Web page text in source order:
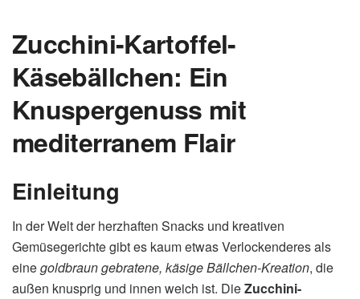
Zucchini-Kartoffel-
Käsebällchen: Ein
Knuspergenuss mit
mediterranem Flair
Einleitung
In der Welt der herzhaften Snacks und kreativen
Gemüsegerichte gibt es kaum etwas Verlockenderes als
einegoldbraun gebratene, käsige Bällchen-Kreation, die
außen knusprig und innen weich ist. DieZucchini-